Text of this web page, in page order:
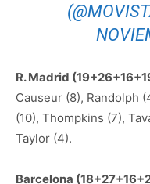
R. Madrid
Causeur (8), Randolph
(10), Thompkins (7),
Taylor (4).
Barcelona